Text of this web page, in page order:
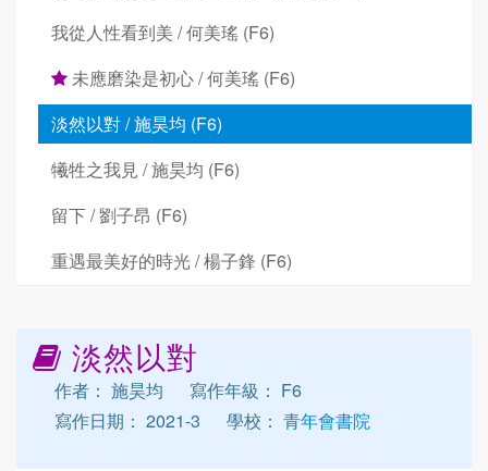
我從人性看到美 / 何美瑤 (F6)
未應磨染是初心 / 何美瑤 (F6)
淡然以對 / 施昊均 (F6)
犧牲之我見 / 施昊均 (F6)
留下 / 劉子昂 (F6)
重遇最美好的時光 / 楊子鋒 (F6)
淡然以對
作者： 施昊均
寫作年級： F6
寫作日期： 2021-3
學校： 青年會書院